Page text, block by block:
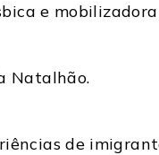
e
Natalhão.
de